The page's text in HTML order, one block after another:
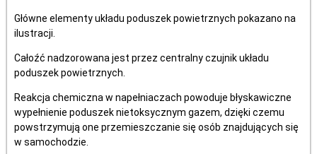
Główne elementy układu poduszek powietrznych pokazano na
ilustracji.
Całoźć nadzorowana jest przez centralny czujnik układu
poduszek powietrznych.
Reakcja chemiczna w napełniaczach powoduje błyskawiczne
wypełnienie poduszek nietoksycznym gazem, dzięki czemu
powstrzymują one przemieszczanie się osób znajdujących się
w samochodzie.